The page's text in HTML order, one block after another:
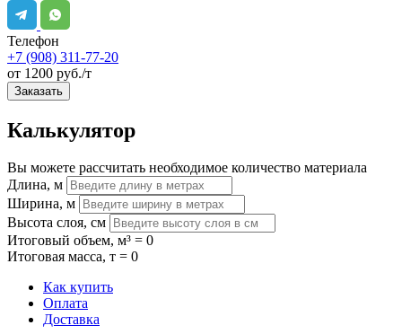
Телефон
+7 (908) 311-77-20
от 1200 руб./т
Заказать
Калькулятор
Вы можете рассчитать необходимое количество материала
Длина, м
Ширина, м
Высота слоя, см
Итоговый объем, м³ = 0
Итоговая масса, т = 0
Как купить
Оплата
Доставка